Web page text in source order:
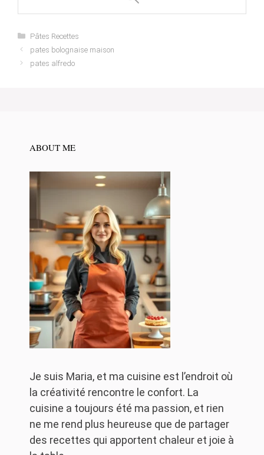
Categories
Pâtes Recettes
pates bolognaise maison
pates alfredo
ABOUT ME
Je suis Maria, et ma cuisine est l’endroit où
la créativité rencontre le confort. La
cuisine a toujours été ma passion, et rien
ne me rend plus heureuse que de partager
des recettes qui apportent chaleur et joie à